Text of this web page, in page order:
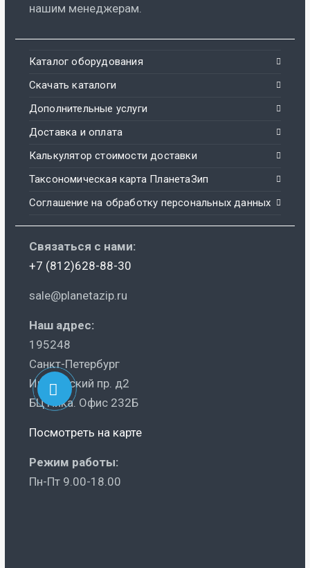
нашим менеджерам.
Каталог оборудования
Скачать каталоги
Дополнительные услуги
Доставка и оплата
Калькулятор стоимости доставки
Таксономическая карта ПланетаЗип
Соглашение на обработку персональных данных
Связаться с нами:
+7 (812)628-88-30
sale@planetazip.ru
Наш адрес:
195248
Санкт-Петербург
Ириновский пр. д2
БЦ Ника. Офис 232Б
Посмотреть на карте
Режим работы:
Пн-Пт 9.00-18.00